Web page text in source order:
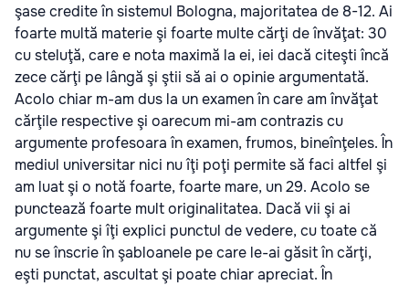
şase credite în sistemul Bologna, majoritatea de 8-12. Ai
foarte multă materie şi foarte multe cărţi de învăţat: 30
cu steluţă, care e nota maximă la ei, iei dacă citeşti încă
zece cărţi pe lângă şi ştii să ai o opinie argumentată.
Acolo chiar m-am dus la un examen în care am învăţat
cărţile respective şi oarecum mi-am contrazis cu
argumente profesoara în examen, frumos, bineînţeles. În
mediul universitar nici nu îţi poţi permite să faci altfel şi
am luat şi o notă foarte, foarte mare, un 29. Acolo se
punctează foarte mult originalitatea. Dacă vii şi ai
argumente şi îţi explici punctul de vedere, cu toate că
nu se înscrie în şabloanele pe care le-ai găsit în cărţi,
eşti punctat, ascultat şi poate chiar apreciat. În